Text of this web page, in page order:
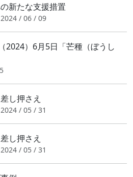
新たな支援措置
2024 / 06 / 09
）6月5日「芒種（ぼうし
し押さえ
2024 / 05 / 31
し押さえ
2024 / 05 / 31